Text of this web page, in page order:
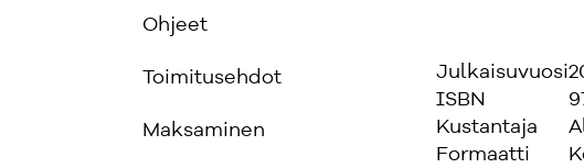
Ohjeet
Toimitusehdot
Maksaminen
Julkaisuvuosi
ISBN
Kustantaja
Formaatti